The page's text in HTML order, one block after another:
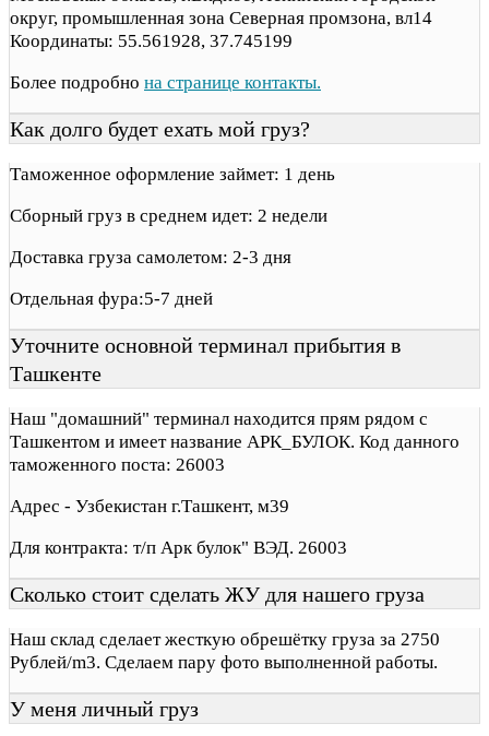
округ, промышленная зона Северная промзона, вл14
Координаты: 55.561928, 37.745199
Более подробно на странице контакты.
Как долго будет ехать мой груз?
Таможенное оформление займет: 1 день
Сборный груз в среднем идет: 2 недели
Доставка груза самолетом: 2-3 дня
Отдельная фура:5-7 дней
Уточните основной терминал прибытия в
Ташкенте
Наш "домашний" терминал находится прям рядом с
Ташкентом и имеет название АРК_БУЛОК. Код данного
таможенного поста: 26003
Адрес - Узбекистан г.Ташкент, м39
Для контракта: т/п Арк булок" ВЭД. 26003
Сколько стоит сделать ЖУ для нашего груза
Наш склад сделает жесткую обрешётку груза за 2750
Рублей/m3. Сделаем пару фото выполненной работы.
У меня личный груз